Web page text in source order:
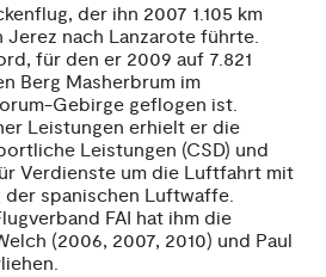
der ihn 2007 1.105 km
nach Lanzarote führte.
für den er 2009 auf 7.821
Berg Masherbrum im
Gebirge geflogen ist.
Leistungen erhielt er die
Leistungen (CSD) und
Verdienste um die Luftfahrt mit
der spanischen Luftwaffe.
FAI hat ihm die
(2006, 2007, 2010) und Paul